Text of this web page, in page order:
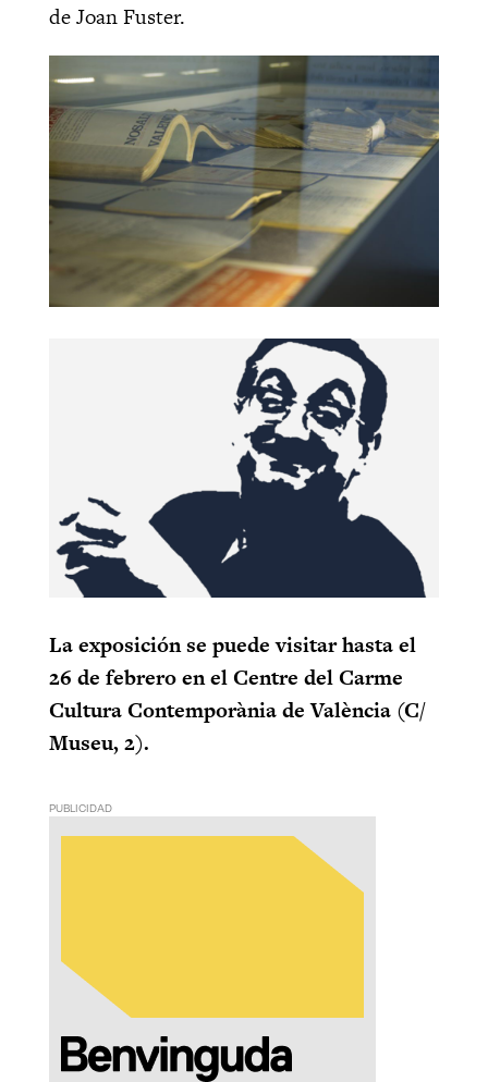
de Joan Fuster.
La exposición se puede visitar hasta el
26 de febrero en el Centre del Carme
Cultura Contemporània de València (C/
Museu, 2).
PUBLICIDAD